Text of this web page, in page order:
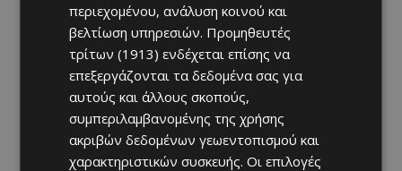
περιεχομένου, ανάλυση κοινού και
βελτίωση υπηρεσιών. Προμηθευτές
τρίτων (1913) ενδέχεται επίσης να
επεξεργάζονται τα δεδομένα σας για
αυτούς και άλλους σκοπούς,
συμπεριλαμβανομένης της χρήσης
ακριβών δεδομένων γεωεντοπισμού και
χαρακτηριστικών συσκευής. Οι επιλογές